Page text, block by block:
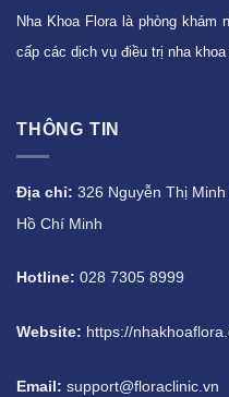
Nha Khoa Flora là phòng khám
cấp các dịch vụ điều trị nha
THÔNG TIN
Địa chỉ: 326 Nguyễn Thị
Hồ Chí Minh
Hotline: 028 7305 8999
Website: https://
Email: support@floraclinic.vn